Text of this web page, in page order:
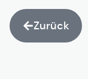
Zurück